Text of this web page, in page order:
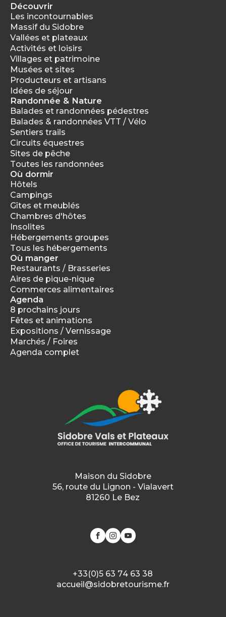
Découvrir
Les incontournables
Massif du Sidobre
Vallées et plateaux
Activités et loisirs
Villages et patrimoine
Musées et sites
Producteurs et artisans
Idées de séjour
Randonnée & Nature
Balades et randonnées pédestres
Balades & randonnées VTT / Vélo
Sentiers trails
Circuits équestres
Sites de pêche
Toutes les randonnées
Où dormir
Hôtels
Campings
Gîtes et meublés
Chambres d'hôtes
Insolites
Hébergements groupes
Tous les hébergements
Où manger
Restaurants / Brasseries
Aires de pique-nique
Commerces alimentaires
Agenda
8 prochains jours
Fêtes et animations
Expositions / Vernissage
Marchés / Foires
Agenda complet
Maison du Sidobre
56, route du Lignon - Vialavert
81260 Le Bez
+33(0)5 63 74 63 38
accueil@sidobretourisme.fr